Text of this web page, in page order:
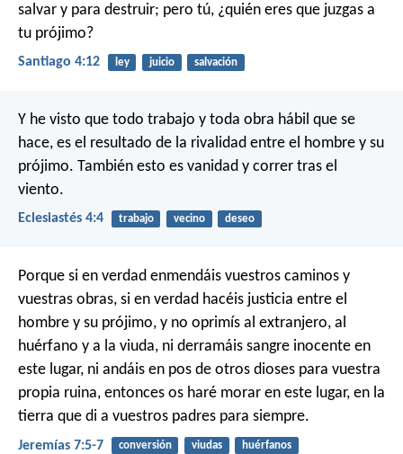
salvar y para destruir; pero tú, ¿quién eres que juzgas a
tu prójimo?
Santiago 4:12 ley juicio salvación
Y he visto que todo trabajo y toda obra hábil que se
hace, es el resultado de la rivalidad entre el hombre y su
prójimo. También esto es vanidad y correr tras el
viento.
Eclesiastés 4:4 trabajo vecino deseo
Porque si en verdad enmendáis vuestros caminos y
vuestras obras, si en verdad hacéis justicia entre el
hombre y su prójimo, y no oprimís al extranjero, al
huérfano y a la viuda, ni derramáis sangre inocente en
este lugar, ni andáis en pos de otros dioses para vuestra
propia ruina, entonces os haré morar en este lugar, en la
tierra que di a vuestros padres para siempre.
Jeremías 7:5-7 conversión viudas huérfanos